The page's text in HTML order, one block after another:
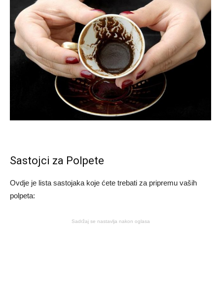
Sastojci za Polpete
Ovdje je lista sastojaka koje ćete trebati za pripremu vaših
polpeta:
Sadržaj se nastavlja nakon oglasa